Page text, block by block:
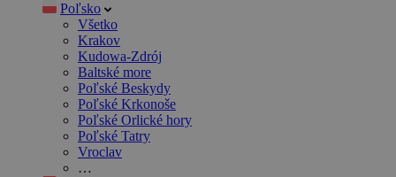
Poľsko
Všetko
Krakov
Kudowa-Zdrój
Baltské more
Poľské Beskydy
Poľské Krkonoše
Poľské Orlické hory
Poľské Tatry
Vroclav
…